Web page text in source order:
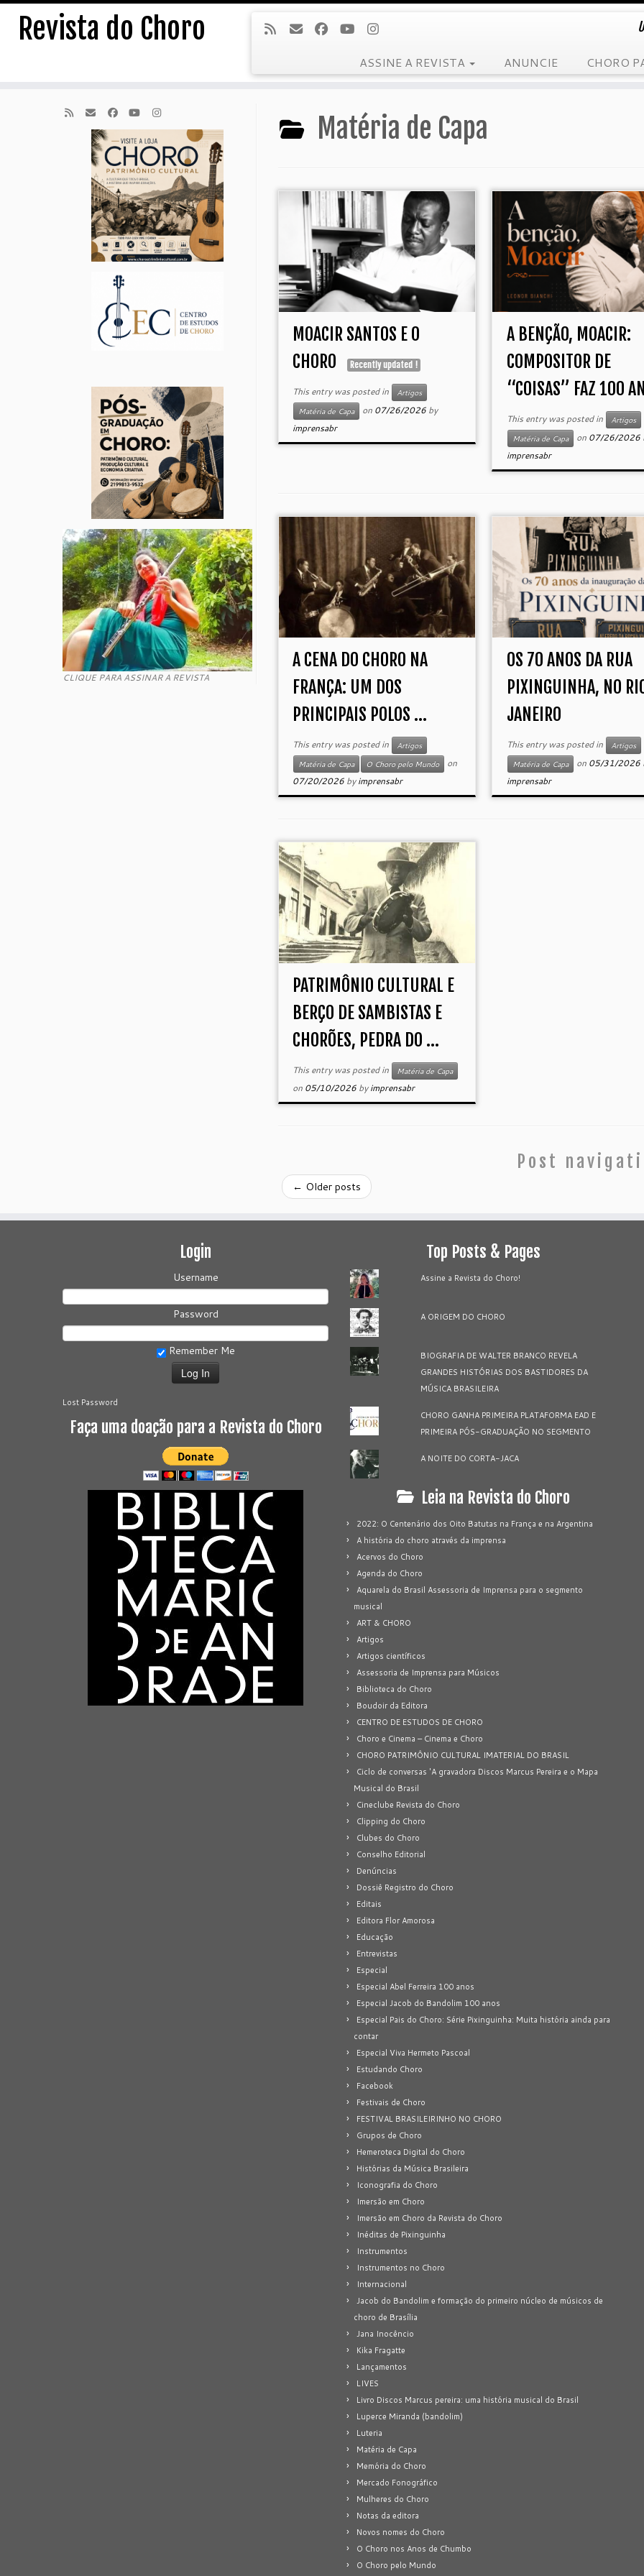
Skip
contentRevista do Choro
ASSINE A REVISTA ANUNCIE CHORO
CLIQUE PARA ASSINAR A REVISTA
Matéria de Capa
MOACIR SANTOS E O
CHORO
Recently updated !
This entry was posted in
Artigos
Matéria de Capa
on 07/26/2026 by
imprensabr
A BENÇÃO, MOACIR:
COMPOSITOR DE
“COISAS” FAZ 100
This entry was posted in
Artigos
Matéria de Capa
on 07/26/2026
imprensabr
A CENA DO CHORO NA
FRANÇA: UM DOS
PRINCIPAIS POLOS ...
This entry was posted in
Artigos
Matéria de Capa
O Choro pelo Mundo
on
07/20/2026 byimprensabr
OS 70 ANOS DA RUA
PIXINGUINHA, NO
JANEIRO
This entry was posted in
Artigos
Matéria de Capa
on 05/31/2026
imprensabr
PATRIMÔNIO CULTURAL E
BERÇO DE SAMBISTAS E
CHORÕES, PEDRA DO ...
This entry was posted in Matéria de Capa
on 05/10/2026 byimprensabr
Post
← Older posts
Login
Username
Password
Remember Me
Lost Password
Faça uma doação para a Revista do Choro
Top Posts & Pages
Assine a Revista do Choro!
A ORIGEM DO CHORO
BIOGRAFIA DE WALTER BRANCO REVELA
GRANDES HISTÓRIAS DOS BASTIDORES DA
MÚSICA BRASILEIRA
CHORO GANHA PRIMEIRA PLATAFORMA EAD E
PRIMEIRA PÓS-GRADUAÇÃO NO SEGMENTO
A NOITE DO CORTA-JACA
Leia na Revista do Choro
2022: O Centenário dos Oito Batutas na França e na Argentina
A história do choro através da imprensa
Acervos do Choro
Agenda do Choro
Aquarela do Brasil Assessoria de Imprensa para o segmento
musical
ART & CHORO
Artigos
Artigos científicos
Assessoria de Imprensa para Músicos
Biblioteca do Choro
Boudoir da Editora
CENTRO DE ESTUDOS DE CHORO
Choro e Cinema – Cinema e Choro
CHORO PATRIMÔNIO CULTURAL IMATERIAL DO BRASIL
Ciclo de conversas 'A gravadora Discos Marcus Pereira e o Mapa
Musical do Brasil
Cineclube Revista do Choro
Clipping do Choro
Clubes do Choro
Conselho Editorial
Denúncias
Dossiê Registro do Choro
Editais
Editora Flor Amorosa
Educação
Entrevistas
Especial
Especial Abel Ferreira 100 anos
Especial Jacob do Bandolim 100 anos
Especial Pais do Choro: Série Pixinguinha: Muita história ainda para
contar
Especial Viva Hermeto Pascoal
Estudando Choro
Facebook
Festivais de Choro
FESTIVAL BRASILEIRINHO NO CHORO
Grupos de Choro
Hemeroteca Digital do Choro
Histórias da Música Brasileira
Iconografia do Choro
Imersão em Choro
Imersão em Choro da Revista do Choro
Inéditas de Pixinguinha
Instrumentos
Instrumentos no Choro
Internacional
Jacob do Bandolim e formação do primeiro núcleo de músicos de
choro de Brasília
Jana Inocêncio
Kika Fragatte
Lançamentos
LIVES
Livro Discos Marcus pereira: uma história musical do Brasil
Luperce Miranda (bandolim)
Luteria
Matéria de Capa
Memória do Choro
Mercado Fonográfico
Mulheres do Choro
Notas da editora
Novos nomes do Choro
O Choro nos Anos de Chumbo
O Choro pelo Mundo